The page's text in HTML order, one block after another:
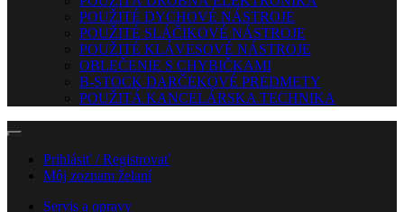
POUŽITÉ DYCHOVÉ NÁSTROJE
POUŽITÉ SLÁČIKOVÉ NÁSTROJE
POUŽITÉ KLÁVESOVÉ NÁSTROJE
OBLEČENIE S CHYBIČKAMI
B-STOCK DARČEKOVÉ PREDMETY
POUŽITÁ KANCELÁRSKA TECHNIKA
Prihlásiť / Registrovať
Môj zoznam želaní
Servis a opravy